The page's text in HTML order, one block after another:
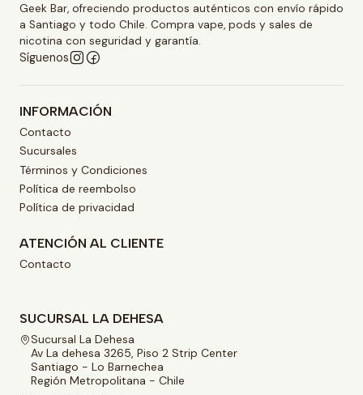
Geek Bar, ofreciendo productos auténticos con envío rápido
a Santiago y todo Chile. Compra vape, pods y sales de
nicotina con seguridad y garantía.
Síguenos
INFORMACIÓN
Contacto
Sucursales
Términos y Condiciones
Política de reembolso
Política de privacidad
ATENCIÓN AL CLIENTE
Contacto
SUCURSAL LA DEHESA
Sucursal La Dehesa
Av La dehesa 3265, Piso 2 Strip Center
Santiago - Lo Barnechea
Región Metropolitana - Chile